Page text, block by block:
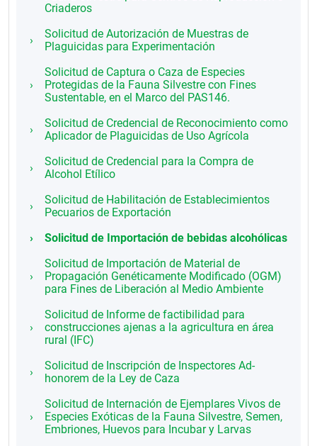
Criaderos
Solicitud de Autorización de Muestras de
Plaguicidas para Experimentación
Solicitud de Captura o Caza de Especies
Protegidas de la Fauna Silvestre con Fines
Sustentable, en el Marco del PAS146.
Solicitud de Credencial de Reconocimiento como
Aplicador de Plaguicidas de Uso Agrícola
Solicitud de Credencial para la Compra de
Alcohol Etílico
Solicitud de Habilitación de Establecimientos
Pecuarios de Exportación
Solicitud de Importación de bebidas alcohólicas
Solicitud de Importación de Material de
Propagación Genéticamente Modificado (OGM)
para Fines de Liberación al Medio Ambiente
Solicitud de Informe de factibilidad para
construcciones ajenas a la agricultura en área
rural (IFC)
Solicitud de Inscripción de Inspectores Ad-
honorem de la Ley de Caza
Solicitud de Internación de Ejemplares Vivos de
Especies Exóticas de la Fauna Silvestre, Semen,
Embriones, Huevos para Incubar y Larvas